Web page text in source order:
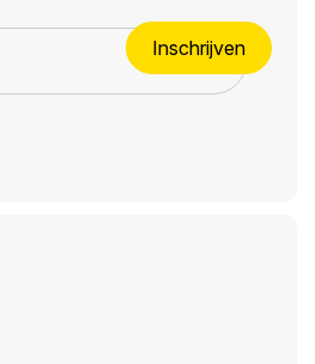
Inschrijven